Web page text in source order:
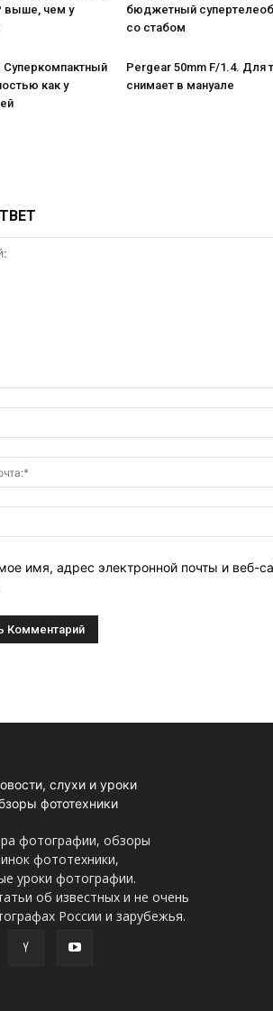
выше, чем у
бюджетный
со стабом
Cуперкомпактный
как у
Pergear 50mm F/1.4. Для
снимает в мануале
имя, адрес электронной почты и веб-
фотографии, обзоры
фототехники,
уроки фотографии.
об известных и не очень
России и зарубежья.